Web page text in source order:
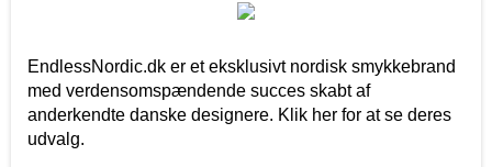
EndlessNordic.dk er et eksklusivt nordisk smykkebrand
med verdensomspændende succes skabt af
anderkendte danske designere. Klik her for at se deres
udvalg.